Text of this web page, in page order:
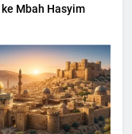
Mbah Hasyim